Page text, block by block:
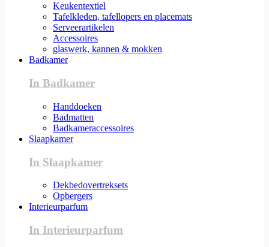
Keukentextiel
Tafelkleden, tafellopers en placemats
Serveerartikelen
Accessoires
glaswerk, kannen & mokken
Badkamer
In Badkamer
Handdoeken
Badmatten
Badkameraccessoires
Slaapkamer
In Slaapkamer
Dekbedovertreksets
Opbergers
Interieurparfum
In Interieurparfum